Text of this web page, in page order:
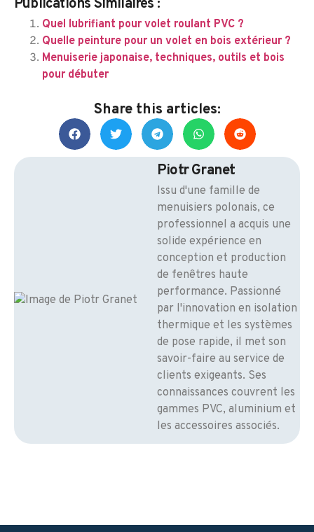
Publications Similaires :
Quel lubrifiant pour volet roulant PVC ?
Quelle peinture pour un volet en bois extérieur ?
Menuiserie japonaise, techniques, outils et bois
pour débuter
Share this articles:
Piotr Granet
Issu d'une famille de
menuisiers polonais, ce
professionnel a acquis une
solide expérience en
conception et production
de fenêtres haute
performance. Passionné
par l'innovation en isolation
thermique et les systèmes
de pose rapide, il met son
savoir-faire au service de
clients exigeants. Ses
connaissances couvrent les
gammes PVC, aluminium et
les accessoires associés.